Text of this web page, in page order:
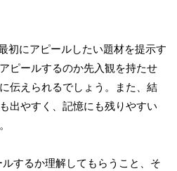
初にアピールしたい題材を提示す
ピールするのか先入観を持たせ
伝えられるでしょう。また、結
出やすく、記憶にも残りやすい
するか理解してもらうこと、そ